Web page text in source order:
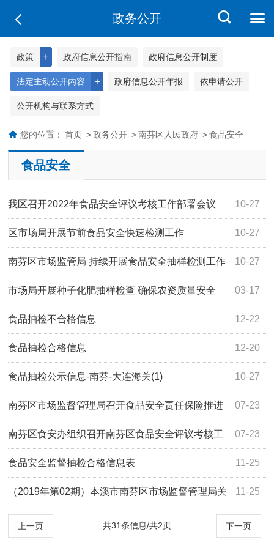
政务公开
＋
政策 政府信息公开指南 政府信息公开制度
＋
法定主动公开内容 政府信息公开年报 依申请公开
公开机构与联系方式
您的位置： 首页 > 政务公开 > 南芬区人民政府 > 食品安全
食品安全
10-27
我区召开2022年食品安全评议考核工作部署会议
10-27
区市场局开展节前食品安全快速检测工作
10-27
南芬区市场监管局 持续开展食品安全抽样检测工作
03-17
市场局开展种子化肥抽样检查 确保农资质量安全
12-22
食品抽检不合格信息
12-20
食品抽检合格信息
10-27
食品抽检公示信息-南芬-大连海关(1)
07-23
南芬区市场监督管理局召开食品安全责任保险推进
会 07-23
南芬区食安办组织召开南芬区食品安全评议考核工
作推进会 11-25
食品安全监督抽检合格信息表
11-25
（2019年第02期）本溪市南芬区市场监督管理局关
于食品安全监督抽检信息的公告
上一页 下一页
共31条信息/共2页